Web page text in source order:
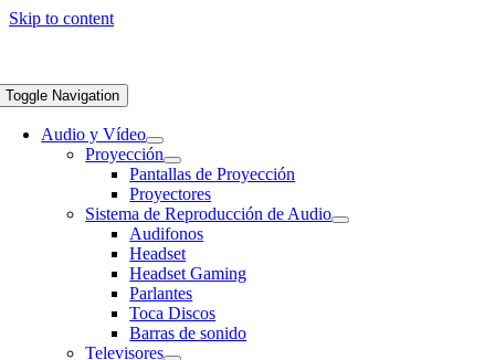
Skip to content
Toggle Navigation
Audio y Vídeo
Proyección
Pantallas de Proyección
Proyectores
Sistema de Reproducción de Audio
Audifonos
Headset
Headset Gaming
Parlantes
Toca Discos
Barras de sonido
Televisores